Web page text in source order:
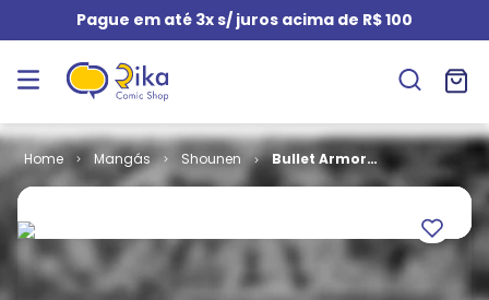
Pague em até 3x s/ juros acima de R$ 100
Mangás Shounen
Bullet Armors